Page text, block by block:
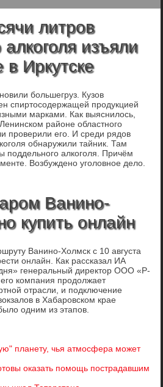
литров
алкоголя изъяли
в Иркутске
большегруз. Кузов
спиртосодержащей продукцией
марками. Как выяснилось,
районе областного
проверили его. И среди рядов
обнаружили тайник. Там
поддельного алкоголя. Причём
Возбуждено уголовное дело.
Ванино-
купить онлайн
Ванино-Холмск с 10 августа
онлайн. Как рассказал ИА
генеральный директор ООО «Р-
компания продолжает
отрасли, и подключение
в Хабаровском крае
одним из этапов.
планету, чья атмосфера может
оказать помощь пострадавшим